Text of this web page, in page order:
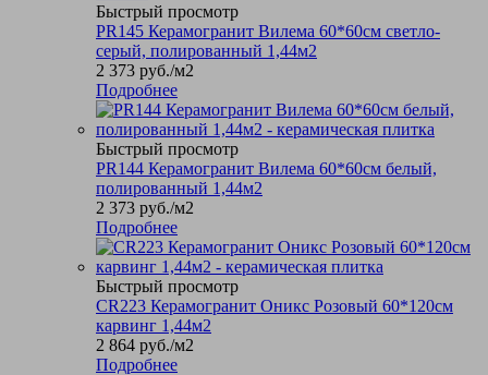
Быстрый просмотр
PR145 Керамогранит Вилема 60*60см светло-
серый, полированный 1,44м2
2 373 руб./м2
Подробнее
Быстрый просмотр
PR144 Керамогранит Вилема 60*60см белый,
полированный 1,44м2
2 373 руб./м2
Подробнее
Быстрый просмотр
CR223 Керамогранит Оникс Розовый 60*120см
карвинг 1,44м2
2 864 руб./м2
Подробнее